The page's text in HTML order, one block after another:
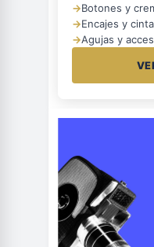
→Botones y
→Encajes y
→Agujas y